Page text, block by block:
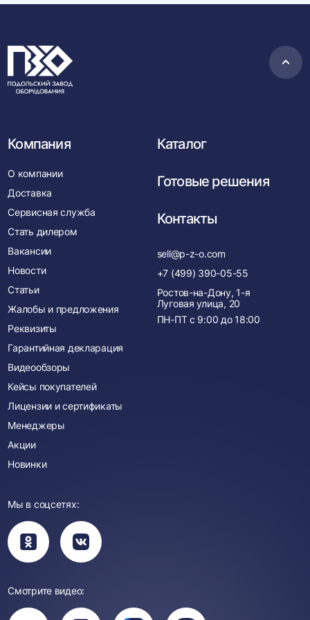
в
Компания
О компании
Доставка
Сервисная служба
Стать дилером
Вакансии
Новости
Статьи
Жалобы и предложения
Реквизиты
Гарантийная декларация
Видеообзоры
Кейсы покупателей
Лицензии и сертификаты
Менеджеры
Акции
Новинки
Каталог
Готовые решения
Контакты
sell@p-z-o.com
+7 (499) 390-05-55
Ростов-на-Дону, 1-я
Луговая улица, 20
ПН-ПТ с 9:00 до 18:00
Мы в соцсетях:
Вы
перейдете
в
группу
Вы
перейдете
в
группу
Смотрите видео:
Вы